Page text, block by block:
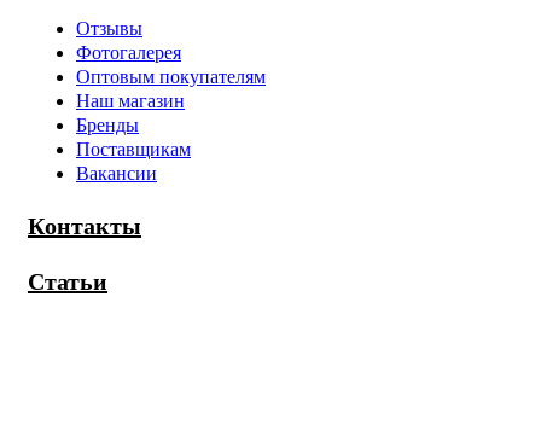
Отзывы
Фотогалерея
Оптовым покупателям
Наш магазин
Бренды
Поставщикам
Вакансии
Контакты
Статьи